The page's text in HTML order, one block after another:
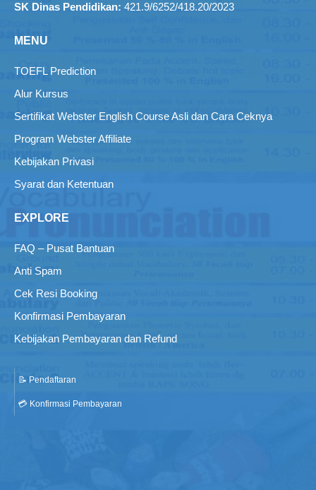
SK Dinas Pendidikan: 421.9/6252/418.20/2023
MENU
TOEFL Prediction
Alur Kursus
Sertifikat Webster English Course Asli dan Cara Ceknya
Program Webster Affiliate
Kebijakan Privasi
Syarat dan Ketentuan
EXPLORE
FAQ – Pusat Bantuan
Anti Spam
Cek Resi Booking
Konfirmasi Pembayaran
Kebijakan Pembayaran dan Refund
📝 Pendaftaran
💳 Konfirmasi Pembayaran